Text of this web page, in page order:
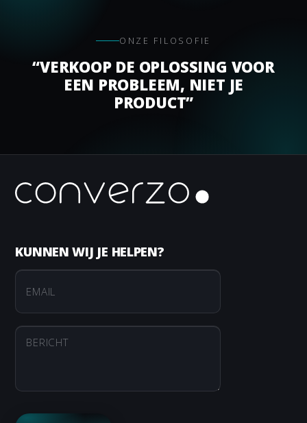
ONZE FILOSOFIE
“VERKOOP DE OPLOSSING VOOR
EEN PROBLEEM, NIET JE
PRODUCT”
KUNNEN WIJ JE HELPEN?